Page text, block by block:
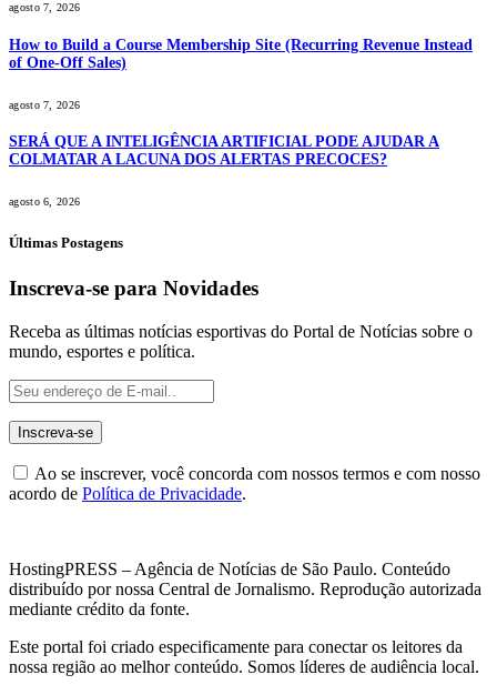
agosto 7, 2026
How to Build a Course Membership Site (Recurring Revenue Instead
of One-Off Sales)
agosto 7, 2026
SERÁ QUE A INTELIGÊNCIA ARTIFICIAL PODE AJUDAR A
COLMATAR A LACUNA DOS ALERTAS PRECOCES?
agosto 6, 2026
Últimas Postagens
Inscreva-se para Novidades
Receba as últimas notícias esportivas do Portal de Notícias sobre o
mundo, esportes e política.
Ao se inscrever, você concorda com nossos termos e com nosso
acordo de Política de Privacidade.
HostingPRESS – Agência de Notícias de São Paulo. Conteúdo
distribuído por nossa Central de Jornalismo. Reprodução autorizada
mediante crédito da fonte.
Este portal foi criado especificamente para conectar os leitores da
nossa região ao melhor conteúdo. Somos líderes de audiência local.